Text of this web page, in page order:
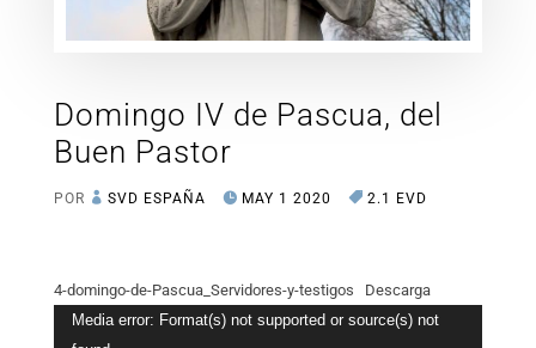
Domingo IV de Pascua, del
Buen Pastor
POR SVD ESPAÑA MAY 1 2020 2.1 EVD
4-domingo-de-Pascua_Servidores-y-testigos Descarga
Reproductor
Media error: Format(s) not supported or source(s) not